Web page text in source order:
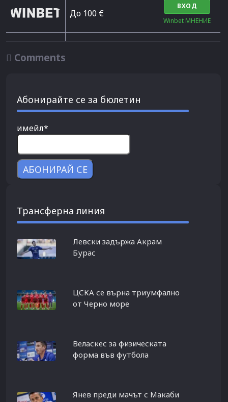
До 100 €
ВХОД
Winbet МНЕНИЕ
 Comments
Абонирайте се за бюлетин
имейл*
Трансферна линия
Левски задържа Акрам
Бурас
ЦСКА се върна триумфално
от Черно море
Веласкес за физическата
форма във футбола
Янев преди мачът с Макаби